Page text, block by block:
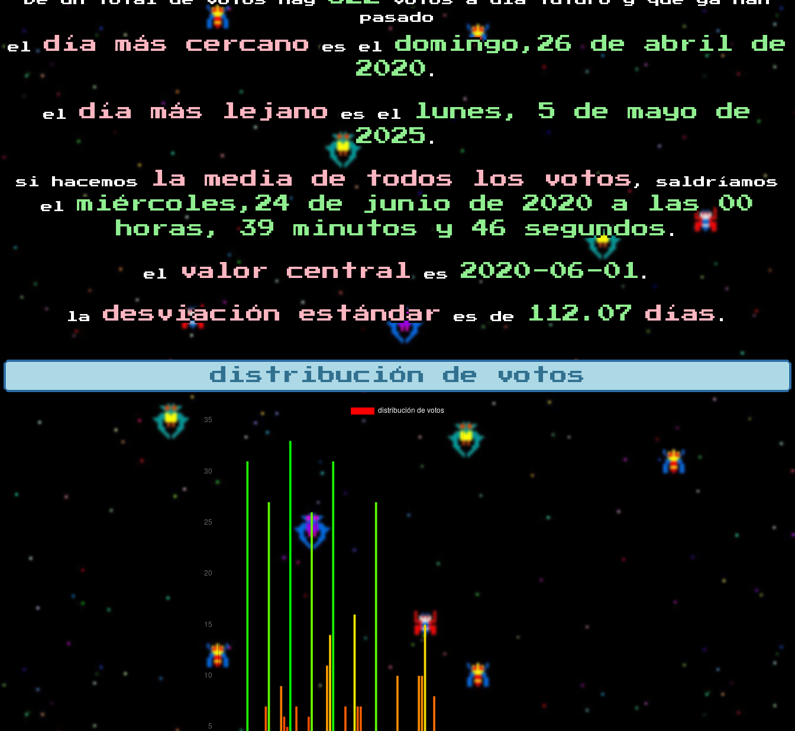
pasado
el día más cercano es el domingo,26 de abril de
2020 .
el día más lejano es el
lunes, 5 de mayo de
2025 .
si hacemos la media de todos los votos , saldríamos
el miércoles,24 de junio de 2020 a las 00
horas, 39 minutos y 46 segundos .
el valor centrales 2020-06-01 .
la desviación estándar es de 112.07 días .
distribución de votos